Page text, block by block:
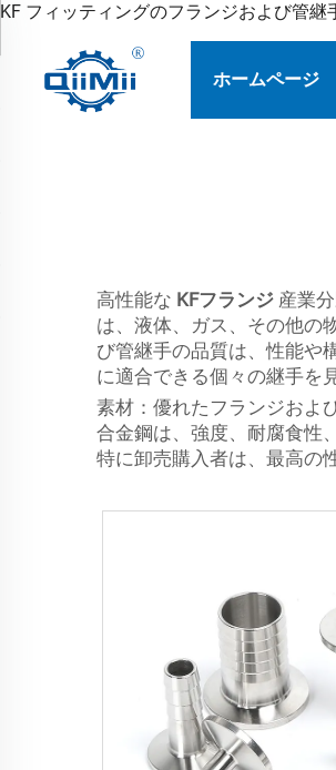
KF フィッティングのフランジおよび管
ホームページ
高性能な KFフランジ 産業
は、液体、ガス、その他の
び管継手の品質は、性能や
に適合できる個々の継手を
素材：優れたフランジおよ
合金鋼は、強度、耐腐食性
特に卸売購入者は、最高の